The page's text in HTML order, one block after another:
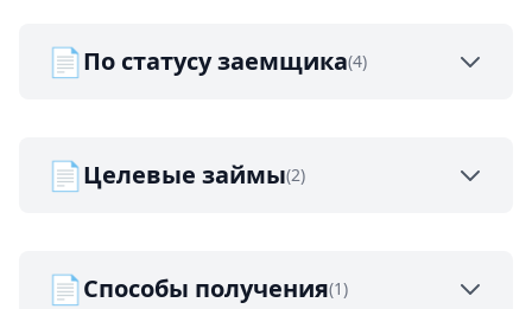
📄По статусу заемщика(4)
📄Целевые займы(2)
📄Способы получения(1)